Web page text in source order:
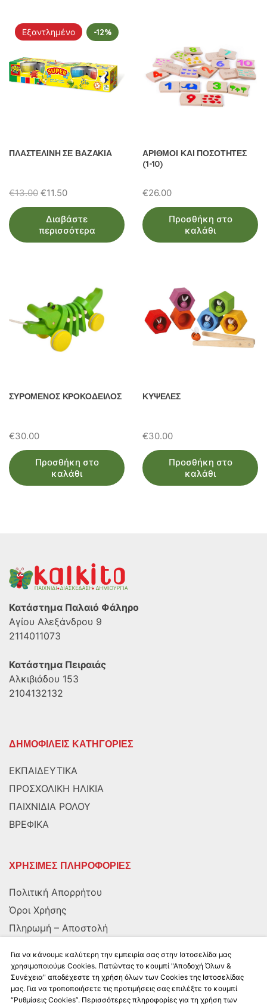
Εξαντλημένο -12%
ΠΛΑΣΤΕΛΙΝΗ ΣΕ ΒΑΖΑΚΙΑ
€13.00 Original
price
was:
€13.00.
€11.50Η
τρέχουσα
τιμή
είναι:
Διαβάστε
περισσότερα
ΑΡΙΘΜΟΙ ΚΑΙ ΠΟΣΟΤΗΤΕΣ
(1-10)
€26.00
Προσθήκη στο
καλάθι
ΣΥΡΟΜΕΝΟΣ ΚΡΟΚΟΔΕΙΛΟΣ
€30.00
Προσθήκη στο
καλάθι
ΚΥΨΕΛΕΣ
€30.00
Προσθήκη στο
καλάθι
Κατάστημα Παλαιό Φάληρο
Αγίου Αλεξάνδρου 9
2114011073
Κατάστημα Πειραιάς
Αλκιβιάδου 153
2104132132
ΔΗΜΟΦΙΛΕΙΣ ΚΑΤΗΓΟΡΙΕΣ
ΕΚΠΑΙΔΕΥΤΙΚΑ
ΠΡΟΣΧΟΛΙΚΗ ΗΛΙΚΙΑ
ΠΑΙΧΝΙΔΙΑ ΡΟΛΟΥ
ΒΡΕΦΙΚΑ
ΧΡΗΣΙΜΕΣ ΠΛΗΡΟΦΟΡΙΕΣ
Πολιτική Απορρήτου
Όροι Χρήσης
Πληρωμή – Αποστολή
ΑΚΟΛΟΥΘΗΣΤΕ ΜΑΣ
Για να κάνουμε καλύτερη την εμπειρία σας στην Ιστοσελίδα μας
χρησιμοποιούμε Cookies. Πατώντας το κουμπί "Αποδοχή Όλων &
Συνέχεια" αποδέχεστε τη χρήση όλων των Cookies της Ιστοσελίδας
μας. Για να τροποποιήσετε τις προτιμήσεις σας επιλέξτε το κουμπί
“Ρυθμίσεις Cookies”. Περισσότερες πληροφορίες για τη χρήση των